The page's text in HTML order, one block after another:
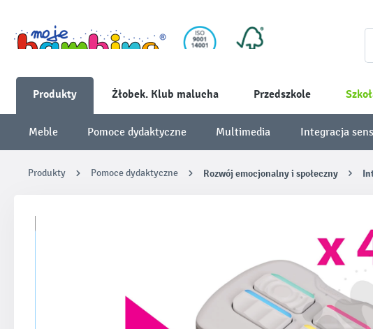
Produkty Żłobek. Klub malucha Przedszkole
Meble Pomoce dydaktyczne Multimedia Integracja
Produkty Pomoce dydaktyczne Rozwój emocjonalny i społeczny